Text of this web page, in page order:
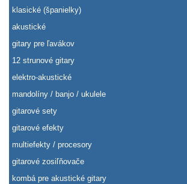
klasické (španielky)
akustické
gitary pre ľavákov
12 strunové gitary
elektro-akustické
mandolíny / banjo / ukulele
gitarové sety
gitarové efekty
multiefekty / procesory
gitarové zosiľňovače
kombá pre akustické gitary